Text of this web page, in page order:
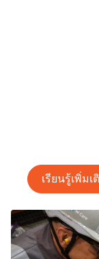
เรียนรู้เพิ่มเ